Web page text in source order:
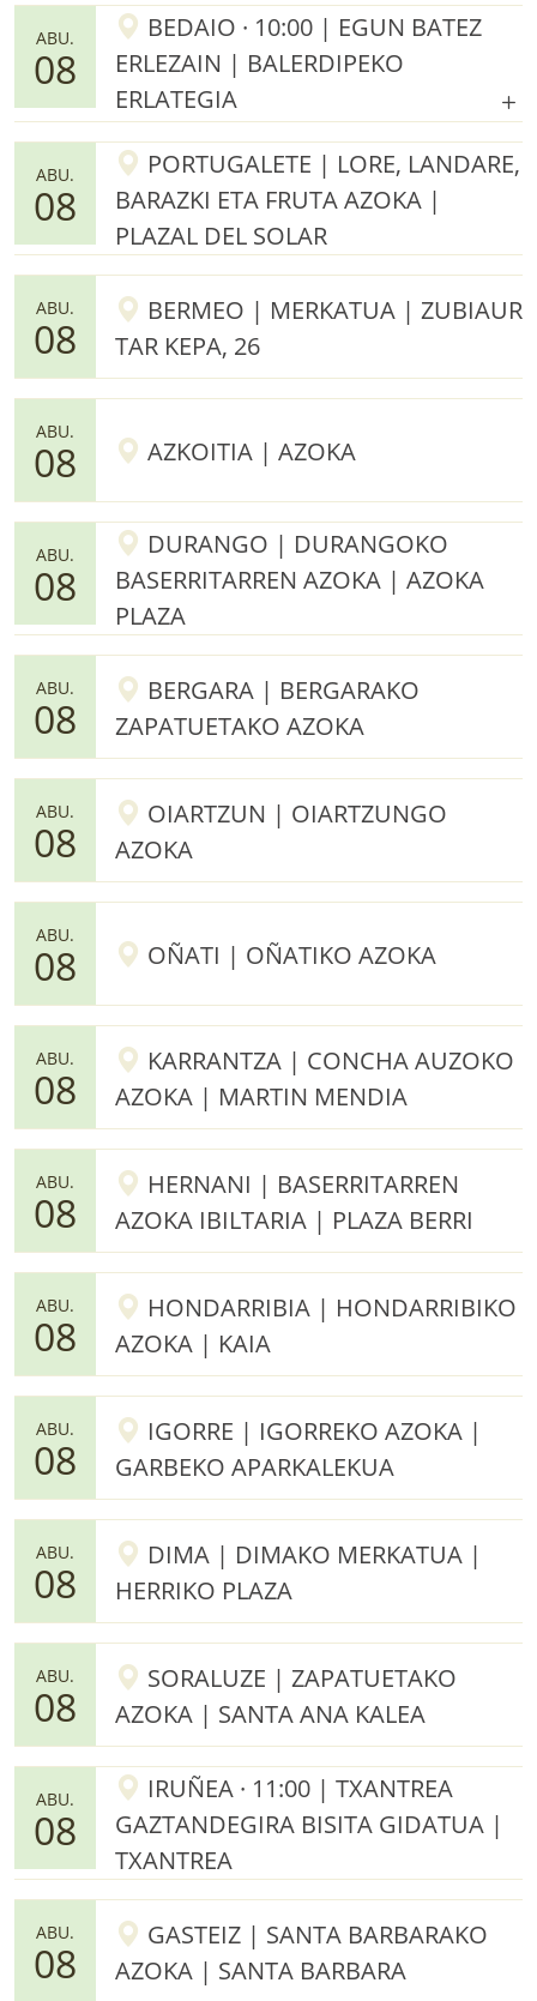
ABU.
08
BEDAIO · 10:00 | EGUN BATEZ
ERLEZAIN | BALERDIPEKO
ERLATEGIA
ABU.
08
PORTUGALETE | LORE, LANDARE,
BARAZKI ETA FRUTA AZOKA |
PLAZAL DEL SOLAR
ABU.
08
BERMEO | MERKATUA | ZUBIAUR
TAR KEPA, 26
ABU.
08 AZKOITIA | AZOKA
ABU.
08
DURANGO | DURANGOKO
BASERRITARREN AZOKA | AZOKA
PLAZA
ABU.
08
BERGARA | BERGARAKO
ZAPATUETAKO AZOKA
ABU.
08
OIARTZUN | OIARTZUNGO
AZOKA
ABU.
08 OÑATI | OÑATIKO AZOKA
ABU.
08
KARRANTZA | CONCHA AUZOKO
AZOKA | MARTIN MENDIA
ABU.
08
HERNANI | BASERRITARREN
AZOKA IBILTARIA | PLAZA BERRI
ABU.
08
HONDARRIBIA | HONDARRIBIKO
AZOKA | KAIA
ABU.
08
IGORRE | IGORREKO AZOKA |
GARBEKO APARKALEKUA
ABU.
08
DIMA | DIMAKO MERKATUA |
HERRIKO PLAZA
ABU.
08
SORALUZE | ZAPATUETAKO
AZOKA | SANTA ANA KALEA
ABU.
08
IRUÑEA · 11:00 | TXANTREA
GAZTANDEGIRA BISITA GIDATUA |
TXANTREA
ABU.
08
GASTEIZ | SANTA BARBARAKO
AZOKA | SANTA BARBARA